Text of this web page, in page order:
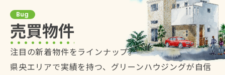
Bug
売買物件
注目の新着物件をラインナップ。
県央エリアで実績を持つ、グリーンハウジングが自信